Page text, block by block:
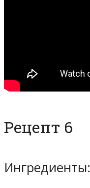
Рецепт 6
Ингредиенты: